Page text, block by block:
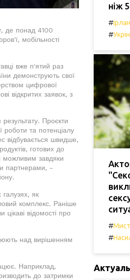
де понад 4100
мобільності
вже п'ятий раз
демонструють свої
цифрової
відкритих заявок, з
Проєкти
роботи та потенціалу
відбувається швидше,
готових до
можливим завдяки
партнерами, -
галузях, як
комплекс. Раніше
відомості про
над вирішенням
Наприклад,
до затримки
ніж
#
#
#
#